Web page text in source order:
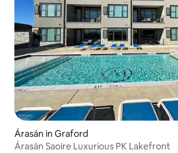
Árasán in Graford
Árasán Saoire Luxurious PK Lakefront